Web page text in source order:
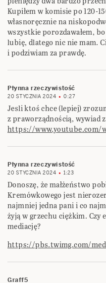
Kupiłem w komisie po 120-
własnoręcznie na
wszystkie porozdawałem,
lubię, dlatego nic nie mam.
i podziwiam za prawdę.
Płynna rzeczywistość
20 STYCZNIA 2024 0:27
Jesli ktoś chce (lepiej)
z praworządnością, wywiad
https://www.youtube.com/
Płynna rzeczywistość
20 STYCZNIA 2024 1:23
Donoszę, że małżeństwo
Kremówkowego jest
najmniej jedna pani i co
żyją w grzechu ciężkim. Czy
mediację?
https://pbs.twimg.com/
Graff5